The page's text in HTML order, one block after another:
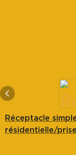
Réceptacle
résidentielle/